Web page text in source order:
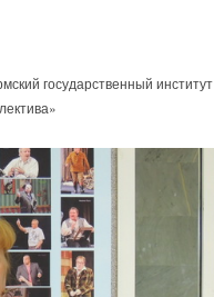
государственный институт